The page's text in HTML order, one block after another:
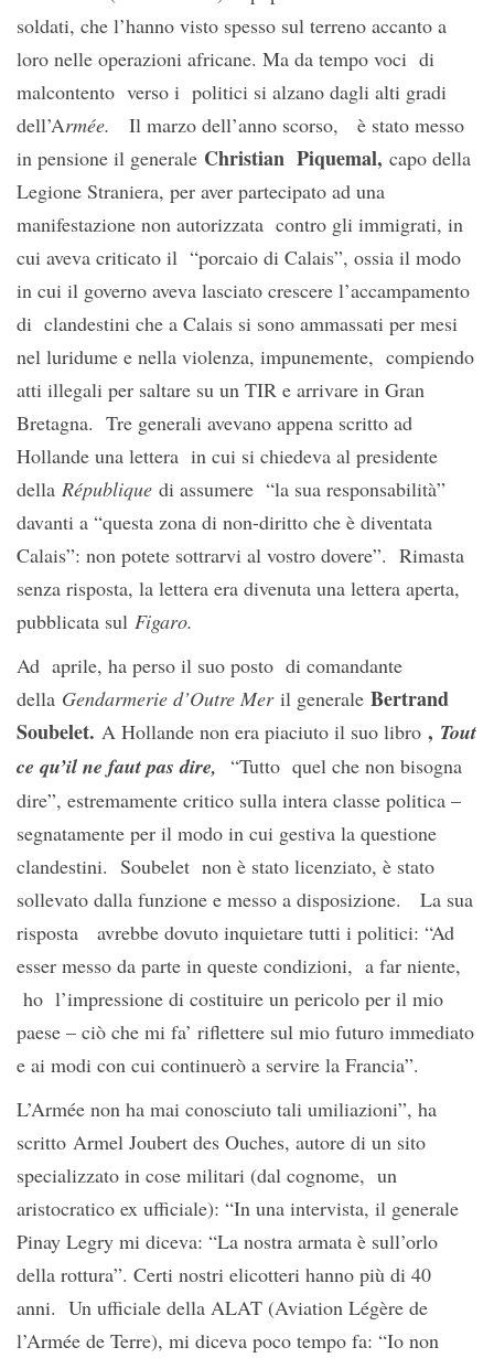
soldati, che l’hanno visto spesso sul terreno accanto a
loro nelle operazioni africane. Ma da tempo voci di
malcontento verso i politici si alzano dagli alti gradi
dell’Armée. Il marzo dell’anno scorso, è stato messo
in pensione il generale Christian Piquemal, capo della
Legione Straniera, per aver partecipato ad una
manifestazione non autorizzata contro gli immigrati, in
cui aveva criticato il “porcaio di Calais”, ossia il modo
in cui il governo aveva lasciato crescere l’accampamento
di clandestini che a Calais si sono ammassati per mesi
nel luridume e nella violenza, impunemente, compiendo
atti illegali per saltare su un TIR e arrivare in Gran
Bretagna. Tre generali avevano appena scritto ad
Hollande una lettera in cui si chiedeva al presidente
della République di assumere “la sua responsabilità”
davanti a “questa zona di non-diritto che è diventata
Calais”: non potete sottrarvi al vostro dovere”. Rimasta
senza risposta, la lettera era divenuta una lettera aperta,
pubblicata sul Figaro.
Ad aprile, ha perso il suo posto di comandante
della Gendarmerie d’Outre Meril generale Bertrand
Soubelet. A Hollande non era piaciuto il suo libro , Tout
ce qu’il ne faut pas dire, “Tutto quel che non bisogna
dire”, estremamente critico sulla intera classe politica –
segnatamente per il modo in cui gestiva la questione
clandestini. Soubelet non è stato licenziato, è stato
sollevato dalla funzione e messo a disposizione. La sua
risposta avrebbe dovuto inquietare tutti i politici: “Ad
esser messo da parte in queste condizioni, a far niente,
ho l’impressione di costituire un pericolo per il mio
paese – ciò che mi fa’ riflettere sul mio futuro immediato
e ai modi con cui continuerò a servire la Francia”.
L’Armée non ha mai conosciuto tali umiliazioni”, ha
scritto Armel Joubert des Ouches, autore di un sito
specializzato in cose militari (dal cognome, un
aristocratico ex ufficiale): “In una intervista, il generale
Pinay Legry mi diceva: “La nostra armata è sull’orlo
della rottura”. Certi nostri elicotteri hanno più di 40
anni. Un ufficiale della ALAT (Aviation Légère de
l’Armée de Terre), mi diceva poco tempo fa: “Io non